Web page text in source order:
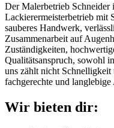
Der Malerbetrieb
Lackierermeisterbetrieb mit
sauberes Handwerk,
Zusammenarbeit auf
Zuständigkeiten,
Qualitätsanspruch, sowohl
uns zählt nicht Schnelligkeit
fachgerechte und
Wir bieten dir: